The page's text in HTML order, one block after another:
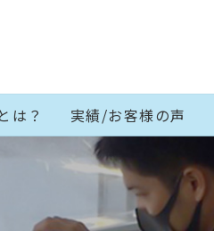
は？ 実績/お客様の声